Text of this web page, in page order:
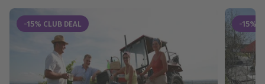
-15% CLUB DEAL -15%